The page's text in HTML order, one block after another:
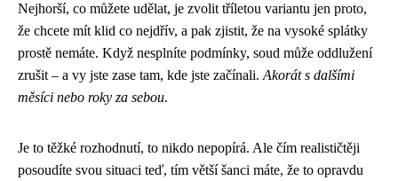
Nejhorší, co můžete udělat, je zvolit tříletou variantu jen proto,
že chcete mít klid co nejdřív, a pak zjistit, že na vysoké splátky
prostě nemáte. Když nesplníte podmínky, soud může oddlužení
zrušit – a vy jste zase tam, kde jste začínali.Akorát s dalšími
měsíci nebo roky za sebou.
Je to těžké rozhodnutí, to nikdo nepopírá. Ale čím realističtěji
posoudíte svou situaci teď, tím větší šanci máte, že to opravdu